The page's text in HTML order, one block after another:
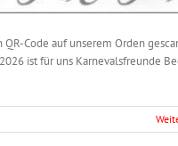
Code auf unserem Orden
ist für uns Karnevalsfreunde